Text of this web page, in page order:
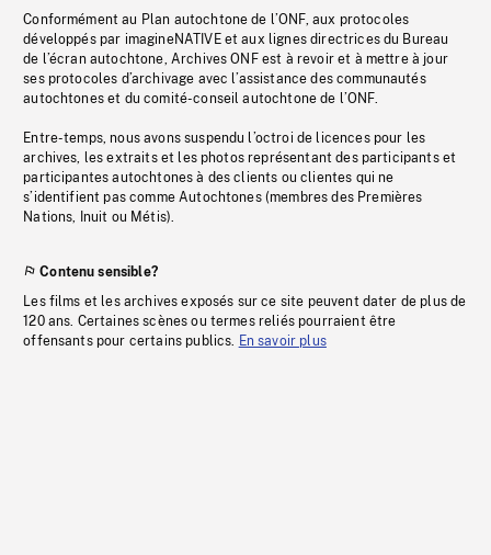
Conformément au Plan autochtone de l’ONF, aux protocoles
développés par imagineNATIVE et aux lignes directrices du Bureau
de l’écran autochtone, Archives ONF est à revoir et à mettre à jour
ses protocoles d’archivage avec l’assistance des communautés
autochtones et du comité-conseil autochtone de l’ONF.
Entre-temps, nous avons suspendu l’octroi de licences pour les
archives, les extraits et les photos représentant des participants et
participantes autochtones à des clients ou clientes qui ne
s’identifient pas comme Autochtones (membres des Premières
Nations, Inuit ou Métis).
Contenu sensible?
Les films et les archives exposés sur ce site peuvent dater de plus de
120 ans. Certaines scènes ou termes reliés pourraient être
offensants pour certains publics. En savoir plus